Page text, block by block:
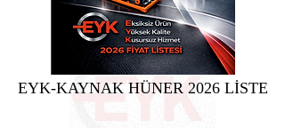
EYK-KAYNAK HÜNER 2026 LİSTE